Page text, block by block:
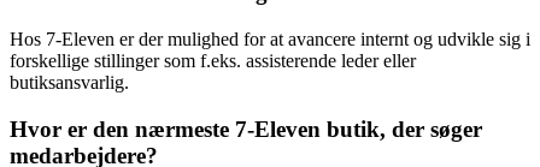
Hos 7-Eleven er der mulighed for at avancere internt og udvikle sig i
forskellige stillinger som f.eks. assisterende leder eller
butiksansvarlig.
Hvor er den nærmeste 7-Eleven butik, der søger
medarbejdere?